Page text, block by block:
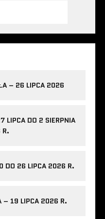
– 26 LIPCA 2026
LIPCA DO 2 SIERPNIA
DO 26 LIPCA 2026 R.
– 19 LIPCA 2026 R.